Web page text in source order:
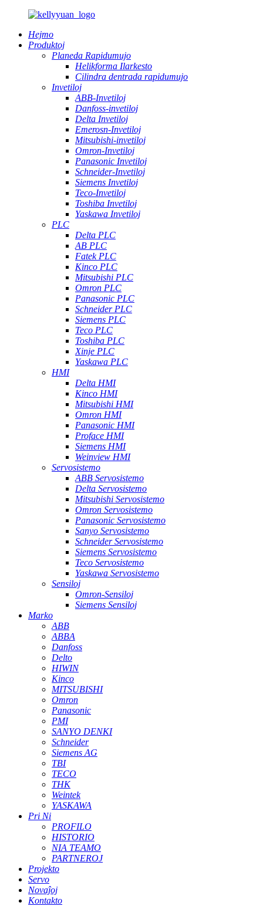
Hejmo
Produktoj
Planeda Rapidumujo
Helikforma Ilarkesto
Cilindra dentrada rapidumujo
Invetiloj
ABB-Invetiloj
Danfoss-invetiloj
Delta Invetiloj
Emerosn-Invetiloj
Mitsubishi-invetiloj
Omron-Invetiloj
Panasonic Invetiloj
Schneider-Invetiloj
Siemens Invetiloj
Teco-Invetiloj
Toshiba Invetiloj
Yaskawa Invetiloj
PLC
Delta PLC
AB PLC
Fatek PLC
Kinco PLC
Mitsubishi PLC
Omron PLC
Panasonic PLC
Schneider PLC
Siemens PLC
Teco PLC
Toshiba PLC
Xinje PLC
Yaskawa PLC
HMI
Delta HMI
Kinco HMI
Mitsubishi HMI
Omron HMI
Panasonic HMI
Proface HMI
Siemens HMI
Weinview HMI
Servosistemo
ABB Servosistemo
Delta Servosistemo
Mitsubishi Servosistemo
Omron Servosistemo
Panasonic Servosistemo
Sanyo Servosistemo
Schneider Servosistemo
Siemens Servosistemo
Teco Servosistemo
Yaskawa Servosistemo
Sensiloj
Omron-Sensiloj
Siemens Sensiloj
Marko
ABB
ABBA
Danfoss
Delto
HIWIN
Kinco
MITSUBISHI
Omron
Panasonic
PMI
SANYO DENKI
Schneider
Siemens AG
TBI
TECO
THK
Weintek
YASKAWA
Pri Ni
PROFILO
HISTORIO
NIA TEAMO
PARTNEROJ
Projekto
Servo
Novaĵoj
Kontakto